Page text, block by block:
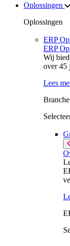
Oplossingen
Oplossingen
ERP
ERP
Wij
over 45
Lees